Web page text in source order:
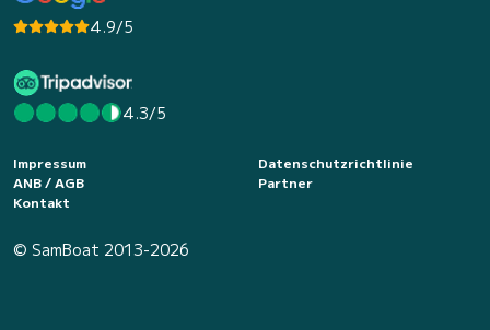
4.9/5
4.3/5
Impressum
Datenschutzrichtlinie
ANB / AGB
Partner
Kontakt
© SamBoat 2013-2026